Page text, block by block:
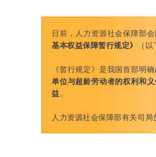
日前，人力资源社会保障部
基本权益保障暂行规定》
（
《暂行规定》是我国首部明
单位与超龄劳动者的权利和
益。
人力资源社会保障部有关司局